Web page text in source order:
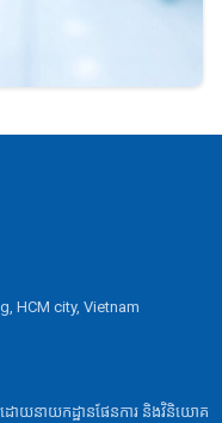
HCM city, Vietnam
ដោយនាយកដ្ឋានផែនការ និងវិនិយោគ